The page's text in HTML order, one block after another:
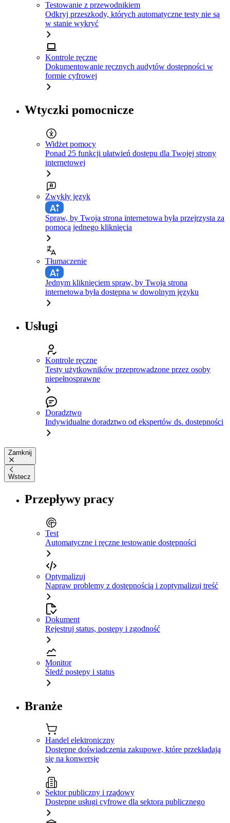
Testowanie z przewodnikiem
Odkryj przeszkody, których automatyczne testy nie są
w stanie wykryć
Kontrole ręczne
Dokumentowanie ręcznych audytów dostępności w
formie cyfrowej
Wtyczki pomocnicze
Widżet pomocy
Ponad 25 funkcji ułatwień dostępu dla Twojej strony
internetowej
Zwykły język
Spraw, by Twoja strona internetowa była przejrzysta za
pomocą jednego kliknięcia
Tłumaczenie
Jednym kliknięciem spraw, by Twoja strona
internetowa była dostępna w dowolnym języku
Usługi
Kontrole ręczne
Testy użytkowników przeprowadzone przez osoby
niepełnosprawne
Doradztwo
Indywidualne doradztwo od ekspertów ds. dostępności
Zamknij
Wstecz
Przepływy pracy
Test
Automatyczne i ręczne testowanie dostępności
Optymalizuj
Napraw problemy z dostępnością i zoptymalizuj treść
Dokument
Rejestruj status, postępy i zgodność
Monitor
Śledź postępy i status
Branże
Handel elektroniczny
Dostępne doświadczenia zakupowe, które przekładają
się na konwersję
Sektor publiczny i rządowy
Dostępne usługi cyfrowe dla sektora publicznego